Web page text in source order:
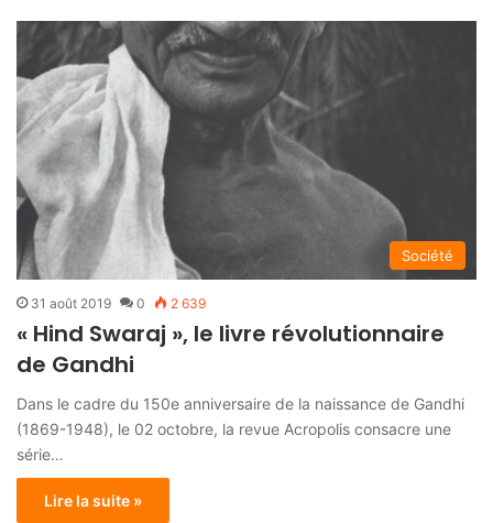
Société
31 août 2019 0 2 639
« Hind Swaraj », le livre révolutionnaire
de Gandhi
Dans le cadre du 150e anniversaire de la naissance de Gandhi
(1869-1948), le 02 octobre, la revue Acropolis consacre une
série…
Lire la suite »